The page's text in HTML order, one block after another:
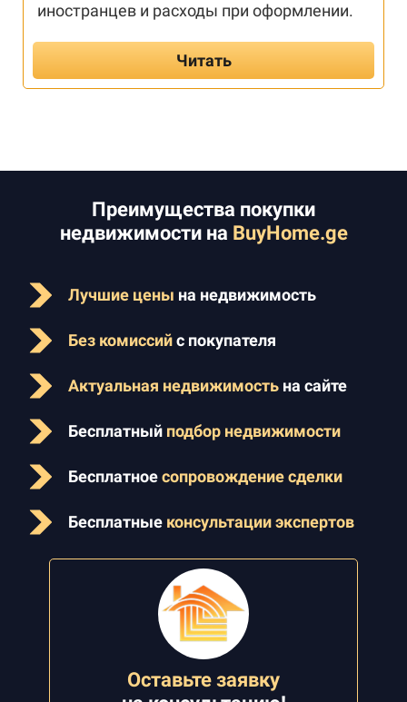
иностранцев и расходы при оформлении.
Читать
Преимущества покупки
недвижимости на BuyHome.ge
Лучшие цены на недвижимость
Без комиссийс покупателя
Актуальная недвижимость на сайте
Бесплатный подбор недвижимости
Бесплатноесопровождение сделки
Бесплатные консультации экспертов
Оставьте заявку